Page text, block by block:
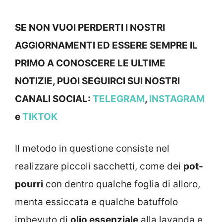
SE NON VUOI PERDERTI I NOSTRI
AGGIORNAMENTI ED ESSERE SEMPRE IL
PRIMO A CONOSCERE LE ULTIME
NOTIZIE, PUOI SEGUIRCI SUI NOSTRI
CANALI SOCIAL: TELEGRAM, INSTAGRAM
eTIKTOK
Il metodo in questione consiste nel
realizzare piccoli sacchetti, come dei pot-
pourri con dentro qualche foglia di alloro,
menta essiccata e qualche batuffolo